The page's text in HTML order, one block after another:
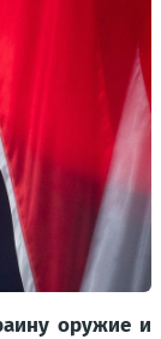
оружие и